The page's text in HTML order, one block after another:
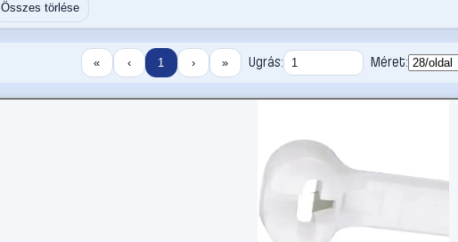
Összes törlése
« ‹ 1 › » Ugrás: Méret: